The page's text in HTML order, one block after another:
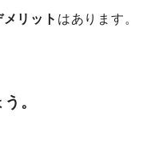
リット はあります。
。